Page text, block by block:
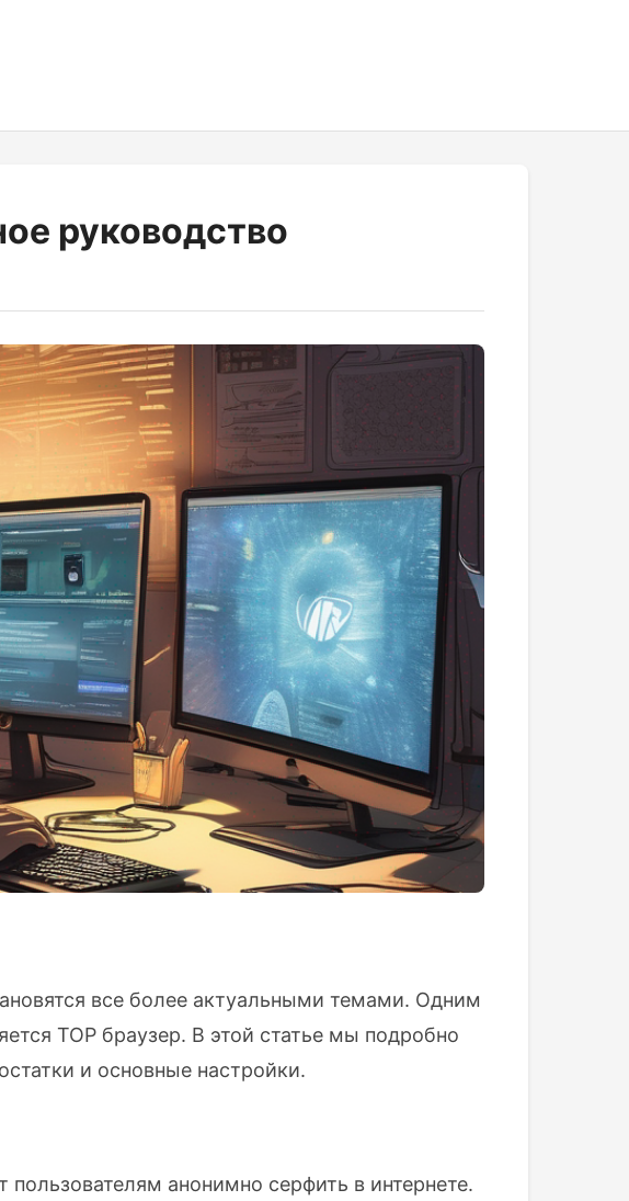
руководство
все более актуальными темами. Одним
ТОР браузер. В этой статье мы подробно
и основные настройки.
анонимно серфить в интернете.